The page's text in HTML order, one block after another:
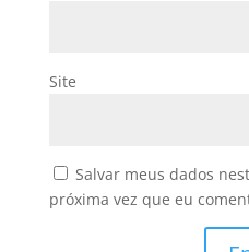
Site
Salvar meus dados
próxima vez que eu